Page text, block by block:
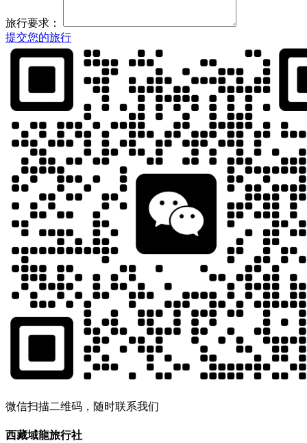
旅行要求：
提交您的旅行
微信扫描二维码，随时联系我们
西藏域龍旅行社